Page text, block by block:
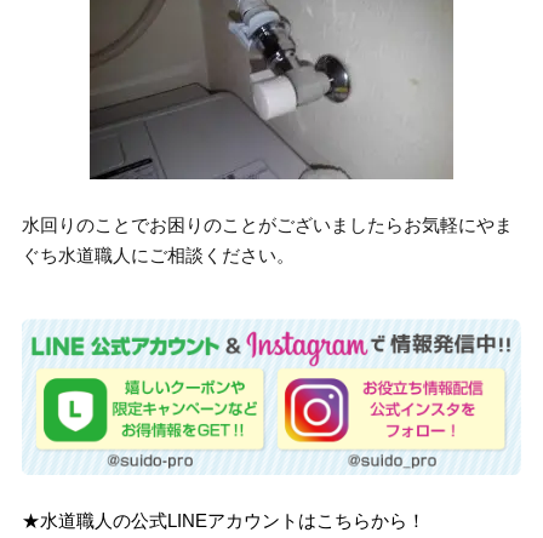
水回りのことでお困りのことがございましたらお気軽にやま
ぐち水道職人にご相談ください。
★水道職人の公式LINEアカウントはこちらから！